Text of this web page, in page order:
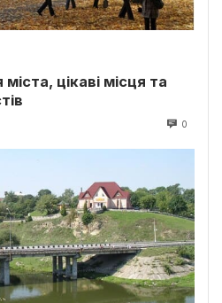
цікаві місця та
0